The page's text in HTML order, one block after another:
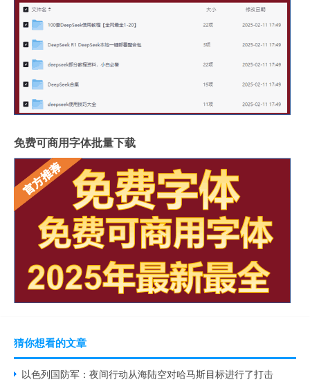
免费可商用字体批量下载
猜你想看的文章
以色列国防军：夜间行动从海陆空对哈马斯目标进行了打击